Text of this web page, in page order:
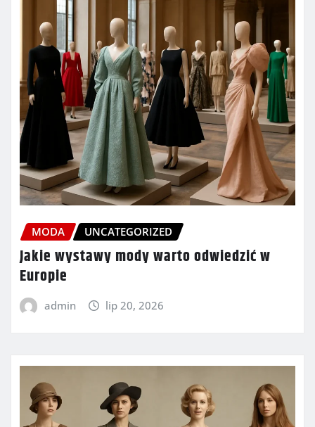
MODA UNCATEGORIZED
Jakie wystawy mody warto odwiedzić w
Europie
admin lip 20, 2026